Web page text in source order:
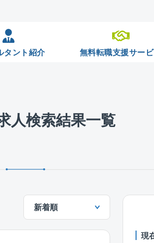
タント紹介 無料転職支援サー
人検索結果一覧
新着順
現